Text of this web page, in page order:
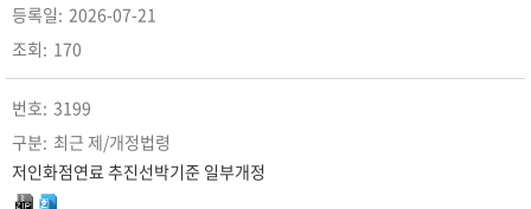
2026-07-21
170
3199
최근 제/개정법령
저인화점연료 추진선박기준 일부개정